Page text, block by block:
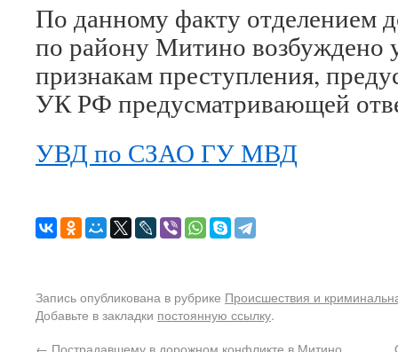
По данному факту отделением
по району Митино возбуждено
признакам преступления,
УК РФ предусматривающей
УВД по СЗАО ГУ МВД
Запись опубликована в рубрике Происшествия и
Добавьте в закладки постоянную ссылку.
← Пострадавшему в дорожном конфликте в Митино